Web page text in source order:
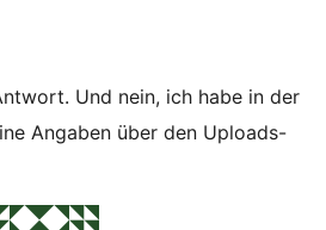
Und nein, ich habe in der
Angaben über den Uploads-